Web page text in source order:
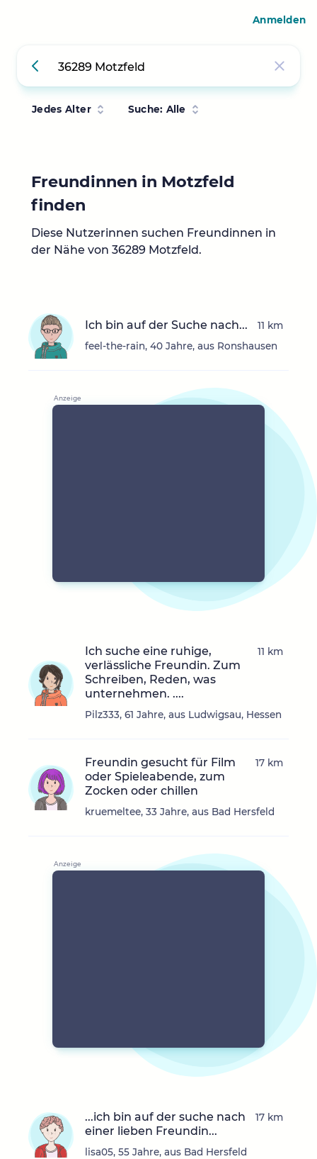
Jedes Alter Suche: Alle
Freundinnen in Motzfeld
finden
Diese Nutzerinnen suchen Freundinnen in
der Nähe von 36289 Motzfeld.
Ich bin auf der Suche nach...
feel-the-rain, 40 Jahre, aus Ronshausen
11 km
Ich suche eine ruhige,
verlässliche Freundin. Zum
Schreiben, Reden, was
unternehmen. ....
Pilz333, 61 Jahre, aus Ludwigsau, Hessen
11 km
Freundin gesucht für Film
oder Spieleabende, zum
Zocken oder chillen
kruemeltee, 33 Jahre, aus Bad Hersfeld
17 km
...ich bin auf der suche nach
einer lieben Freundin...
lisa05, 55 Jahre, aus Bad Hersfeld
17 km
Anmelden